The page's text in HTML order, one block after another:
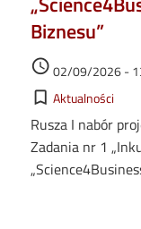
Biznesu”
access_time 02/09/2026 -
bookmark_border Kategorie
Aktualności
Rusza I nabór
Zadania nr 1